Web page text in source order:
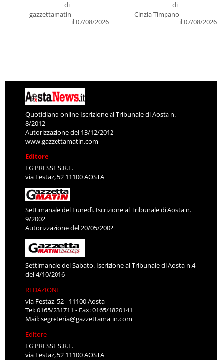
di
gazzettamatin
il 07/08/2026
di
Cinzia Timpano
il 07/08/2026
Quotidiano online Iscrizione al Tribunale di Aosta n.
8/2012
Autorizzazione del 13/12/2012
www.gazzettamatin.com
Editore
LG PRESSE S.R.L.
via Festaz, 52 11100 AOSTA
Settimanale del Lunedì. Iscrizione al Tribunale di Aosta n.
9/2002
Autorizzazione del 20/05/2002
Settimanale del Sabato. Iscrizione al Tribunale di Aosta n.4
del 4/10/2016
REDAZIONE
via Festaz, 52 - 11100 Aosta
Tel: 0165/231711 - Fax: 0165/1820141
Mail:segreteria@gazzettamatin.com
Editore
LG PRESSE S.R.L.
via Festaz, 52 11100 AOSTA